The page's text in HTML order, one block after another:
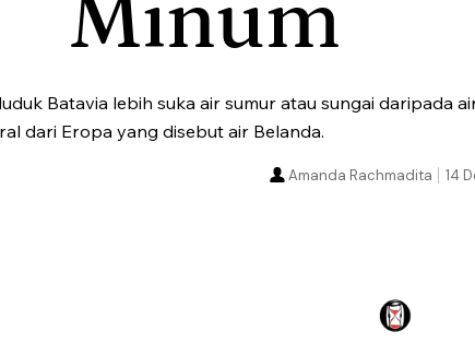
Batavia lebih suka air sumur atau sungai daripada
dari Eropa yang disebut air Belanda.
14
Amanda Rachmadita